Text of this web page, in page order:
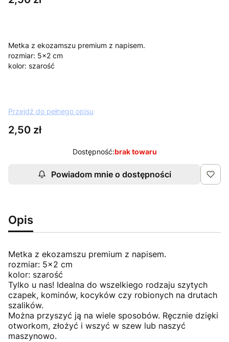
Metka z ekozamszu premium z napisem.
rozmiar: 5x2 cm
kolor: szarość
Przejdź do pełnego opisu
Cena
2,50 zł
Dostępność:brak towaru
Powiadom mnie o dostępności
Opis
Metka z ekozamszu premium z napisem.
rozmiar: 5x2 cm
kolor: szarość
Tylko u nas! Idealna do wszelkiego rodzaju szytych
czapek, kominów, kocyków czy robionych na drutach
szalików.
Można przyszyć ją na wiele sposobów. Ręcznie dzięki
otworkom, złożyć i wszyć w szew lub naszyć
maszynowo.